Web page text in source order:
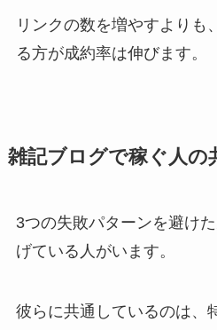
リンクの数を増やすよりも
る方が成約率は伸びます。
雑記ブログで稼ぐ人の
3つの失敗パターンを避け
げている人がいます。
彼らに共通しているのは、